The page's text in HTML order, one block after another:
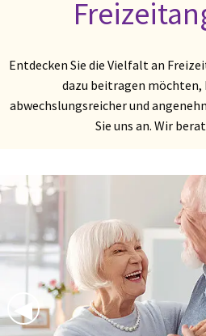
Entdecken Sie die Vielfalt an
dazu beitragen möchten,
abwechslungsreicher und
Sie uns an. Wir
Previous Slide
◀︎